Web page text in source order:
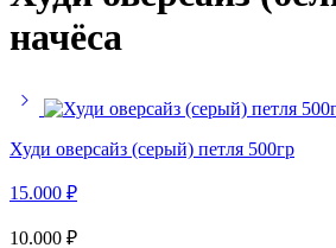
начёса
Худи оверсайз (серый) петля 500гр
15.000 ₽
10.000 ₽